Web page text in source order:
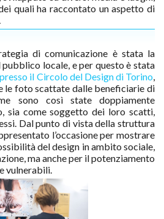
quali ha raccontato un aspetto di
di comunicazione è stata la
locale, e per questo è stata
il Circolo del Design di Torino,
le foto scattate dalle beneficiarie di
sono così state doppiamente
sia come soggetto dei loro scatti,
Dal punto di vista della struttura
l’occasione per mostrare
del design in ambito sociale,
ma anche per il potenziamento
vulnerabili.